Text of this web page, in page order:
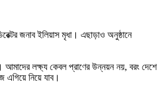
জনাব ইলিয়াস মৃধা। এছাড়াও অনুষ্ঠানে
আমাদের লক্ষ্য কেবল প্রাণের উন্নয়ন নয়, বরং দেশে
নিয়ে যাব।